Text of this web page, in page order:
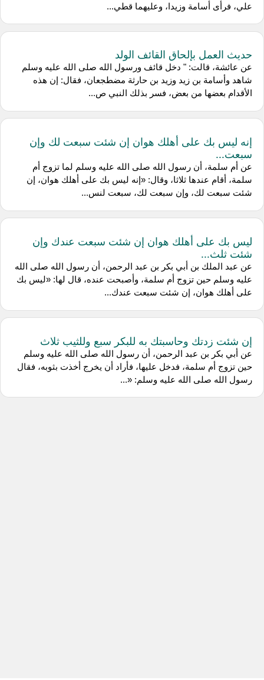
علي، فرأى أسامة وزيدا، وعليهما قطي...
حديث العمل بإلحاق القائف الولد
عن عائشة، قالت: " دخل قائف ورسول الله صلى الله عليه وسلم
شاهد وأسامة بن زيد وزيد بن حارثة مضطجعان، فقال: إن هذه
الأقدام بعضها من بعض، فسر بذلك النبي ص...
إنه ليس بك على أهلك هوان إن شئت سبعت لك وإن
سبعت...
عن أم سلمة، أن رسول الله صلى الله عليه وسلم لما تزوج أم
سلمة، أقام عندها ثلاثا، وقال: «إنه ليس بك على أهلك هوان، إن
شئت سبعت لك، وإن سبعت لك، سبعت لنس...
ليس بك على أهلك هوان إن شئت سبعت عندك وإن
شئت ثلث...
عن عبد الملك بن أبي بكر بن عبد الرحمن، أن رسول الله صلى الله
عليه وسلم حين تزوج أم سلمة، وأصبحت عنده، قال لها: «ليس بك
على أهلك هوان، إن شئت سبعت عندك...
إن شئت زدتك وحاسبتك به للبكر سبع وللثيب ثلاث
عن أبي بكر بن عبد الرحمن، أن رسول الله صلى الله عليه وسلم
حين تزوج أم سلمة، فدخل عليها، فأراد أن يخرج أخذت بثوبه، فقال
رسول الله صلى الله عليه وسلم: «...